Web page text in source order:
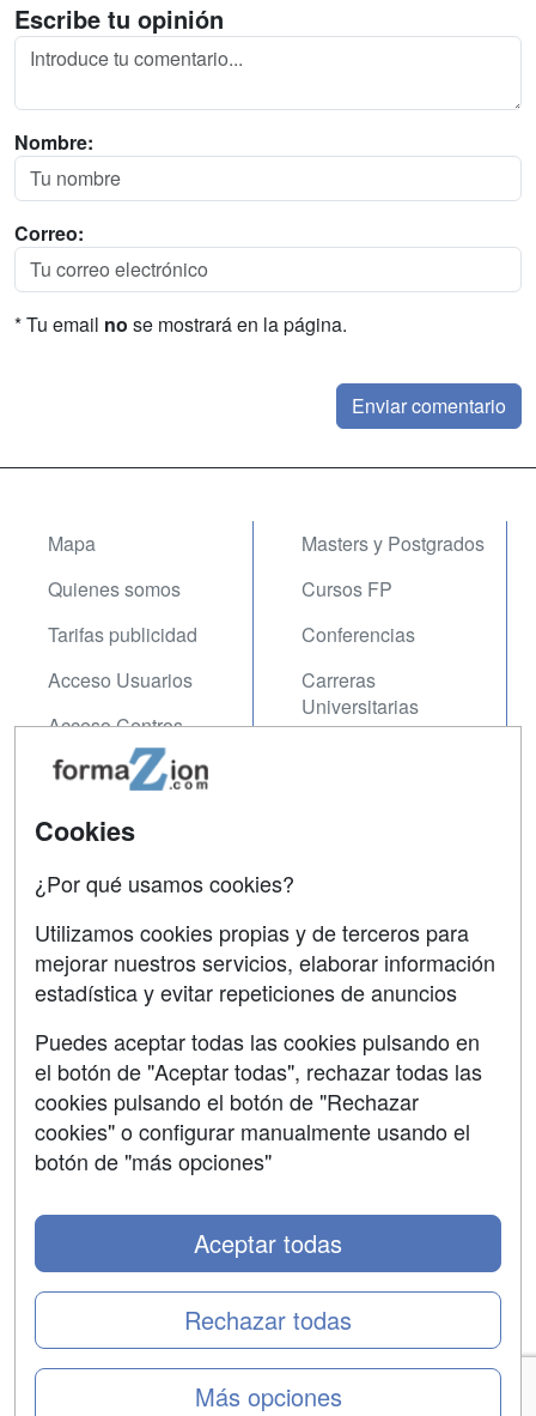
Escribe tu opinión
Nombre:
Correo:
* Tu email no se mostrará en la página.
Mapa
Quienes somos
Tarifas publicidad
Acceso Usuarios
Acceso Centros
Masters y Postgrados
Cursos FP
Conferencias
Carreras
Universitarias
Contactar
Copyleft
Grupo formazion:
Copyright 2000-2026 Formazion Web, S.L. - Calle
Fermín Caballero, 62 - 28034 Madrid Tel: 91 533 70 78
Cookies
¿Por qué usamos cookies?
Utilizamos cookies propias y de terceros para
mejorar nuestros servicios, elaborar información
estadística y evitar repeticiones de anuncios
Puedes aceptar todas las cookies pulsando en
el botón de "Aceptar todas", rechazar todas las
cookies pulsando el botón de "Rechazar
cookies" o configurar manualmente usando el
botón de "más opciones"
Más opciones
Rechazar todas
Aceptar todas